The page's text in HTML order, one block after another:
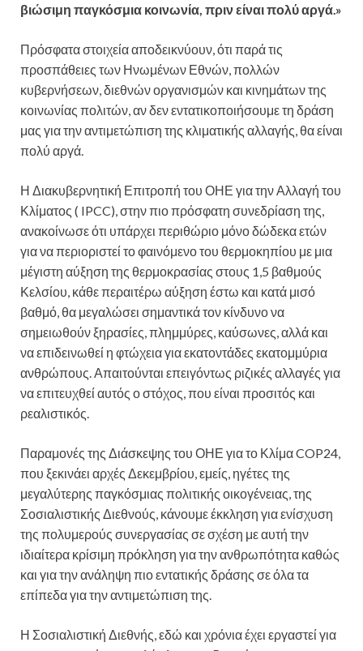
βιώσιμη παγκόσμια κοινωνία, πριν είναι πολύ αργά.»
Πρόσφατα στοιχεία αποδεικνύουν, ότι παρά τις
προσπάθειες των Ηνωμένων Εθνών, πολλών
κυβερνήσεων, διεθνών οργανισμών και κινημάτων της
κοινωνίας πολιτών, αν δεν εντατικοποιήσουμε τη δράση
μας για την αντιμετώπιση της κλιματικής αλλαγής, θα είναι
πολύ αργά.
Η Διακυβερνητική Επιτροπή του ΟΗΕ για την Αλλαγή του
Κλίματος ( IPCC), στην πιο πρόσφατη συνεδρίαση της,
ανακοίνωσε ότι υπάρχει περιθώριο μόνο δώδεκα ετών
για να περιοριστεί το φαινόμενο του θερμοκηπίου με μια
μέγιστη αύξηση της θερμοκρασίας στους 1,5 βαθμούς
Κελσίου, κάθε περαιτέρω αύξηση έστω και κατά μισό
βαθμό, θα μεγαλώσει σημαντικά τον κίνδυνο να
σημειωθούν ξηρασίες, πλημμύρες, καύσωνες, αλλά και
να επιδεινωθεί η φτώχεια για εκατοντάδες εκατομμύρια
ανθρώπους. Απαιτούνται επειγόντως ριζικές αλλαγές για
να επιτευχθεί αυτός ο στόχος, που είναι προσιτός και
ρεαλιστικός.
Παραμονές της Διάσκεψης του ΟΗΕ για το Κλίμα COP24,
που ξεκινάει αρχές Δεκεμβρίου, εμείς, ηγέτες της
μεγαλύτερης παγκόσμιας πολιτικής οικογένειας, της
Σοσιαλιστικής Διεθνούς, κάνουμε έκκληση για ενίσχυση
της πολυμερούς συνεργασίας σε σχέση με αυτή την
ιδιαίτερα κρίσιμη πρόκληση για την ανθρωπότητα καθώς
και για την ανάληψη πιο εντατικής δράσης σε όλα τα
επίπεδα για την αντιμετώπιση της.
Η Σοσιαλιστική Διεθνής, εδώ και χρόνια έχει εργαστεί για